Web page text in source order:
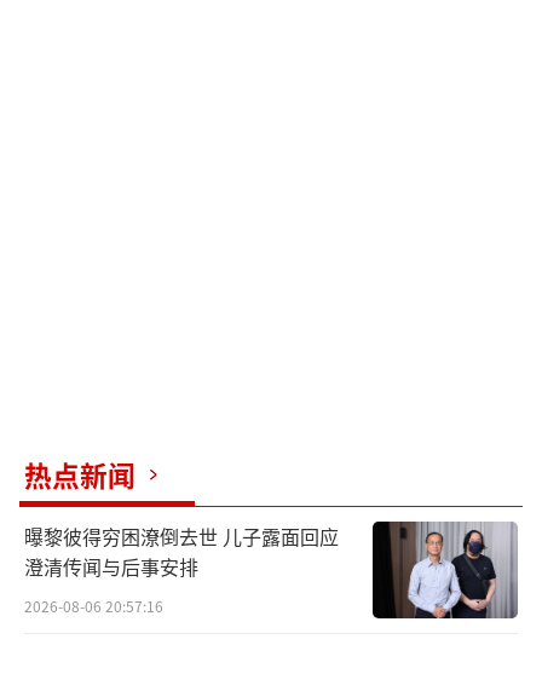
热点新闻
曝黎彼得穷困潦倒去世 儿子露面回应
澄清传闻与后事安排
2026-08-06 20:57:16